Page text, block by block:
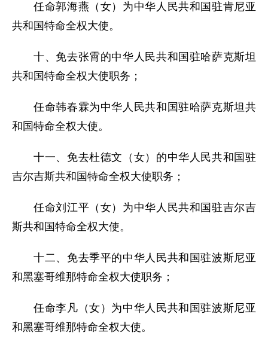
任命郭海燕（女）为中华人民共和国驻肯尼亚
共和国特命全权大使。
十、免去张霄的中华人民共和国驻哈萨克斯坦
共和国特命全权大使职务；
任命韩春霖为中华人民共和国驻哈萨克斯坦共
和国特命全权大使。
十一、免去杜德文（女）的中华人民共和国驻
吉尔吉斯共和国特命全权大使职务；
任命刘江平（女）为中华人民共和国驻吉尔吉
斯共和国特命全权大使。
十二、免去季平的中华人民共和国驻波斯尼亚
和黑塞哥维那特命全权大使职务；
任命李凡（女）为中华人民共和国驻波斯尼亚
和黑塞哥维那特命全权大使。